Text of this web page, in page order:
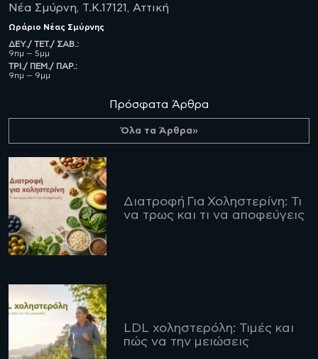
Νέα Σμύρνη, Τ.Κ.17121, Αττική
Ωράριο Νέας Σμύρνης
ΔΕΥ./ ΤΕΤ./ ΣΑΒ.:
9πμ – 5μμ
ΤΡΙ./ ΠΕΜ./ ΠΑΡ.:
9πμ – 9μμ
Πρόσφατα Άρθρα
Όλα τα Άρθρα»
Διατροφή Για Χοληστερίνη: Τι
να τρως και τι να αποφεύγεις
LDL χοληστερόλη: Τιμές και
πώς να την μειώσεις